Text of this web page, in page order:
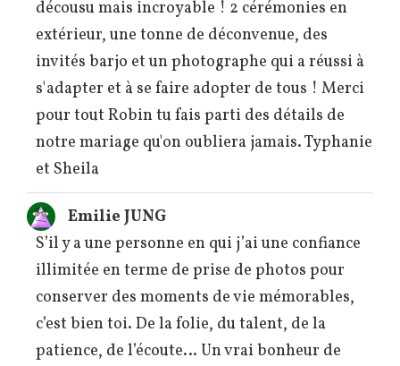
décousu mais incroyable ! 2 cérémonies en
extérieur, une tonne de déconvenue, des
invités barjo et un photographe qui a réussi à
s'adapter et à se faire adopter de tous ! Merci
pour tout Robin tu fais parti des détails de
notre mariage qu'on oubliera jamais. Typhanie
et Sheila
Emilie JUNG
S’il y a une personne en qui j’ai une confiance
illimitée en terme de prise de photos pour
conserver des moments de vie mémorables,
c’est bien toi. De la folie, du talent, de la
patience, de l’écoute… Un vrai bonheur de